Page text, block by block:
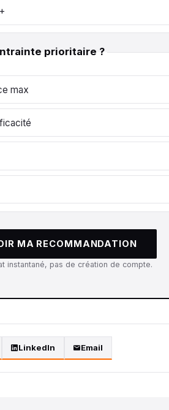
prioritaire ?
max
MA RECOMMANDATION
instantané, pas de création de compte.
LinkedIn Email